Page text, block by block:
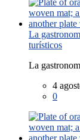
La
turísticos
La
4
0